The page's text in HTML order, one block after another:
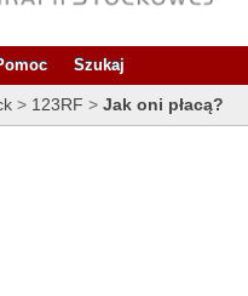
Szukaj
> 123RF > Jak oni płacą?